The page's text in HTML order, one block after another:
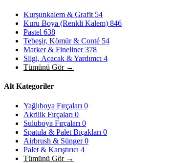
Kurşunkalem & Grafit 54
Kuru Boya (Renkli Kalem) 846
Pastel 638
Tebeşir, Kömür & Conté 54
Marker & Fineliner378
Silgi, Açacak & Yardımcı 4
Tümünü Gör →
Alt Kategoriler
Yağlıboya Fırçaları 0
Akrilik Fırçaları 0
Suluboya Fırçaları 0
Spatula & Palet Bıçakları 0
Airbrush & Sünger0
Palet & Karıştırıcı 4
Tümünü Gör →